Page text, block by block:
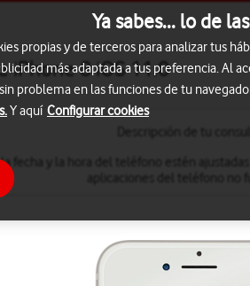
iPhone 8 iOS 11.0
fecha y la hora del teléfono estén
Ya sabes... lo de
propias y de terceros para analizar tus
más adaptada a tus preferencia. Al
problema en las funciones de tu
Y aquí Configurar cookies